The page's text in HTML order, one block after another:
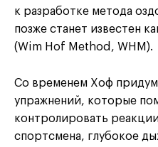
к разработке метода
позже станет известен
(Wim Hof Method, WHM).
Со временем Хоф
упражнений, которые
контролировать
спортсмена, глубокое